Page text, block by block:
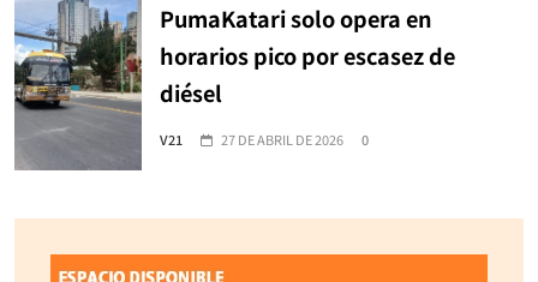
PumaKatari solo opera en
horarios pico por escasez de
diésel
V21 27 DE ABRIL DE 2026 0